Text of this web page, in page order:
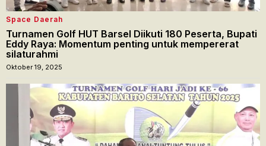
Space Daerah
Turnamen Golf HUT Barsel Diikuti 180 Peserta, Bupati
Eddy Raya: Momentum penting untuk mempererat
silaturahmi
Oktober 19, 2025